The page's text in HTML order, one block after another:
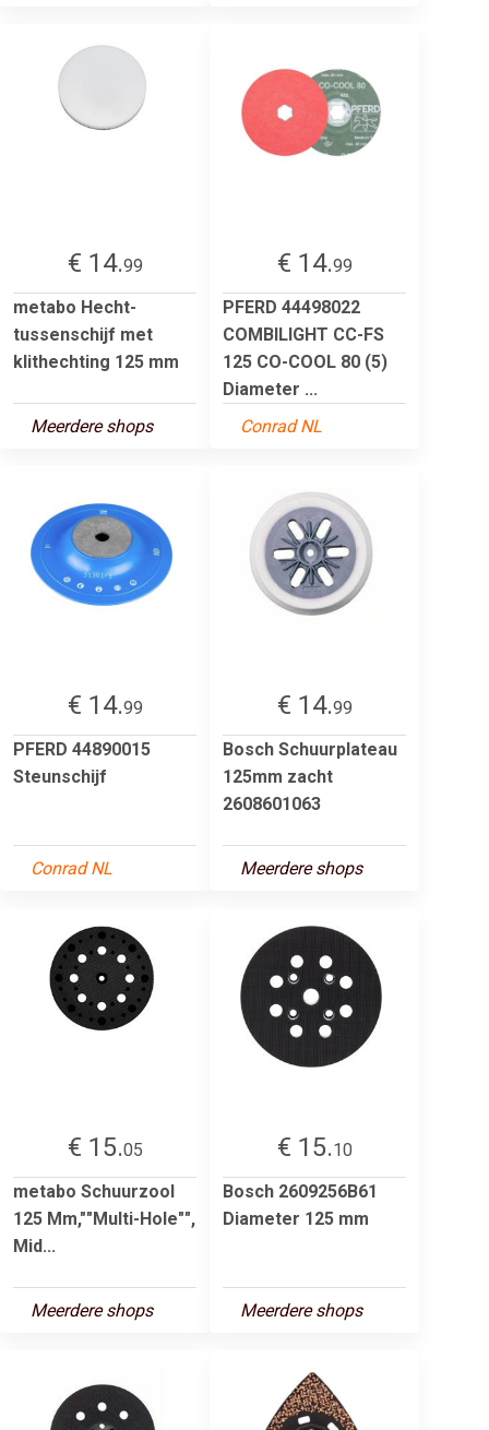
€ 14.99
metabo Hecht-
tussenschijf met
klithechting 125 mm
Meerdere shops
€ 14.99
PFERD 44498022
COMBILIGHT CC-FS
125 CO-COOL 80 (5)
Diameter ...
Conrad NL
€ 14.99
PFERD 44890015
Steunschijf
Conrad NL
€ 14.99
Bosch Schuurplateau
125mm zacht
2608601063
Meerdere shops
€ 15.05
metabo Schuurzool
125 Mm,""Multi-Hole"",
Mid...
Meerdere shops
€ 15.10
Bosch 2609256B61
Diameter 125 mm
Meerdere shops